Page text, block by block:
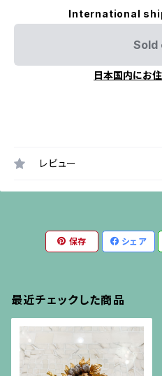
International
Sold
日本国内にお
レビュー
保存 シェア
最近チェックした商品